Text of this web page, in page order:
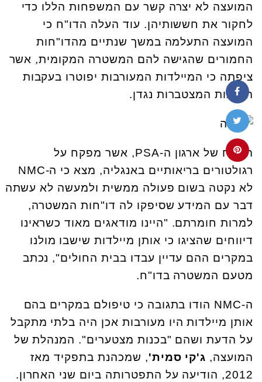
המועצה לא יצרה קשר עם המשפחות הללו כדי
לחקור את חששותיהן. עוד העלה הדו"ח כי
המועצה התעלמה במשך שנתיים מהדו"חות
החמורים שהגישה להם המשטרה המקומית, אשר
ציפתה כי המיילדות המעורבות יפוטרו בעקבות
הטענות המצטברות נגדן.
הדו"ח של ארגון ה-PSA, אשר מפקח על
רגולטורים בריאותיים באנגליה, מצא כי ה-NMC
לא נקטה בשום פעולה ממשית ולמעשה לא עשתה
דבר עם המידע שסיפקו לה דו"חות המשטרה,
למרות חומרתם. "היינו מודאגים מאוד כשראינו
דיווחים שהציגו כי אותן מיילדות שישבו מולנו
במקרים ההם עדיין עבדו בבית החולים", נכתב
מטעם המשטרה בדו"ח.
ה-NMC הודו בתגובה כי טיפולם במקרים בהם
אותן מיילדות היו מעורבות אכן היה בלתי מתקבל
על הדעת ושהם "בכנות מצטערים". המנהלת של
המועצה, ג'קי סמית', שמכהנת בתפקיד מאז
2012, הודיעה על התפטרותה ביום שני האחרון.